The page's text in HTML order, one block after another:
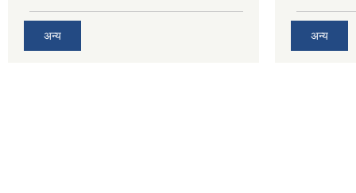
अन्य अन्य